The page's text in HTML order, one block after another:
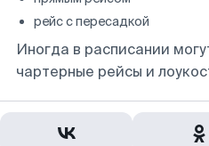
рейс с пересадкой
Иногда в расписании
чартерные рейсы и